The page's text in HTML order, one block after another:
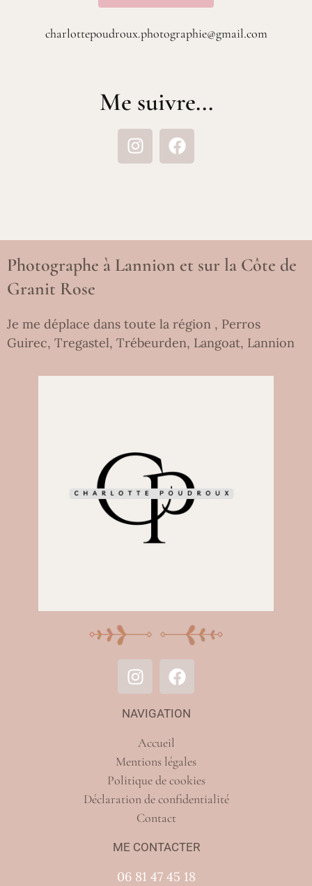
charlottepoudroux.photographie@gmail.com
Me suivre...
Photographe à Lannion et sur la Côte de
Granit Rose
Je me déplace dans toute la région , Perros
Guirec, Tregastel, Trébeurden, Langoat, Lannion
NAVIGATION
Accueil
Mentions légales
Politique de cookies
Déclaration de confidentialité
Contact
ME CONTACTER
06 81 47 45 18